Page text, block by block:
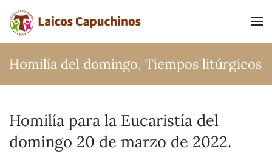
Ir al contenido principal
Homilía del domingo, Tiempos litúrgicos
Homilía para la Eucaristía del
domingo 20 de marzo de 2022.